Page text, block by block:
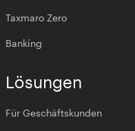
Taxmaro Zero
Banking
Lösungen
Für Geschäftskunden